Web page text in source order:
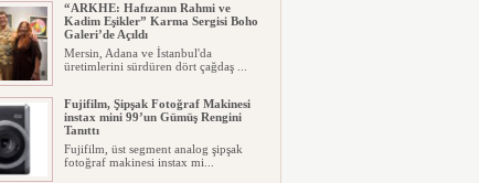
“ARKHE: Hafızanın Rahmi ve
Kadim Eşikler” Karma Sergisi Boho
Galeri’de Açıldı
Mersin, Adana ve İstanbul'da
üretimlerini sürdüren dört çağdaş ...
Fujifilm, Şipşak Fotoğraf Makinesi
instax mini 99’un Gümüş Rengini
Tanıttı
Fujifilm, üst segment analog şipşak
fotoğraf makinesi instax mi...